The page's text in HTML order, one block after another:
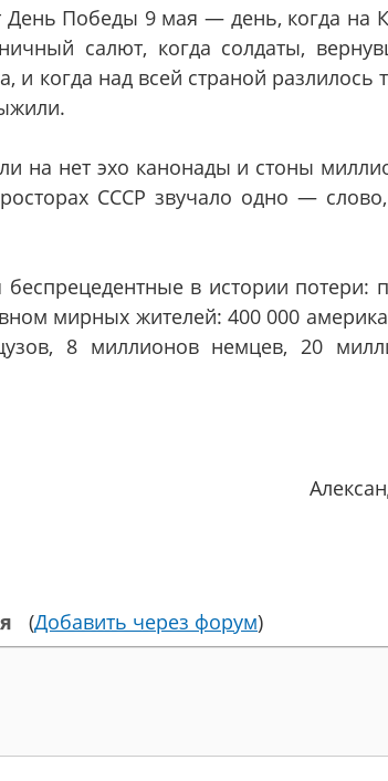
День Победы 9 мая — день, когда на
салют, когда солдаты,
и когда над всей страной разлилось
на нет эхо канонады и стоны
СССР звучало одно —
беспрецедентные в истории потери:
мирных жителей: 400 000
8 миллионов немцев, 20
(Добавить через форум)